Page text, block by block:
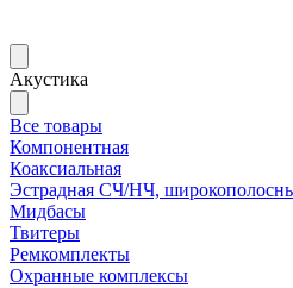
Акустика
Все товары
Компонентная
Коаксиальная
Эстрадная СЧ/НЧ,
Мидбасы
Твитеры
Ремкомплекты
Охранные комплексы